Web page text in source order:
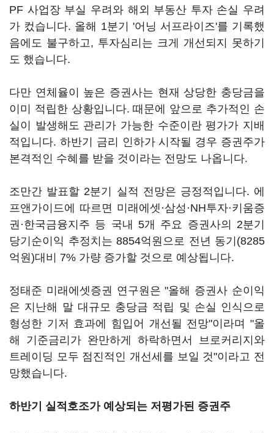
PF 사업장 부실 우려와 해외 부동산 투자 손실 우려
가 컸습니다. 올해 1분기 '어닝 서프라이즈'를 기록했
음에도 불구하고, 투자심리는 크게 개선되지 못하기
도 했습니다.
다만 연체율이 높은 증권사는 현재 상당한 충당금을
이미 적립한 상황입니다. 때문에 앞으로 추가적인 손
실이 발생해도 관리가 가능한 수준이란 평가가 지배
적입니다. 하반기 금리 인하가 시작될 경우 증권주가
본격적인 수혜를 받을 것이라는 전망도 나옵니다.
조만간 발표할 2분기 실적 전망은 긍정적입니다. 에
프앤가이드에 따르면 미래에셋·삼성·NH투자·키움증
권·한국금융지주 등 국내 5개 주요 증권사의 2분기
당기순이익 추정치는 8854억원으로 전년 동기(8285
억원)대비 7% 가량 증가할 것으로 예상됩니다.
정태준 미래에셋증권 연구원은 "올해 증권사 순이익
은 지난해 말 대규모 충당금 적립 및 손실 인식으로
형성한 기저 효과에 힘입어 개선될 전망"이라며 "올
해 기준금리가 완만하게 하락하면서 브로커리지와
트레이딩 모두 점진적인 개선세를 보일 것"이라고 전
망했습니다.
하반기 실적호조가 예상되는 저평가된 증권주